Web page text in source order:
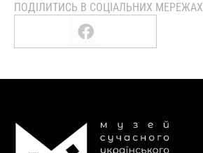
ПОДІЛИТИСЬ В СОЦІАЛЬНИХ МЕРЕЖАХ